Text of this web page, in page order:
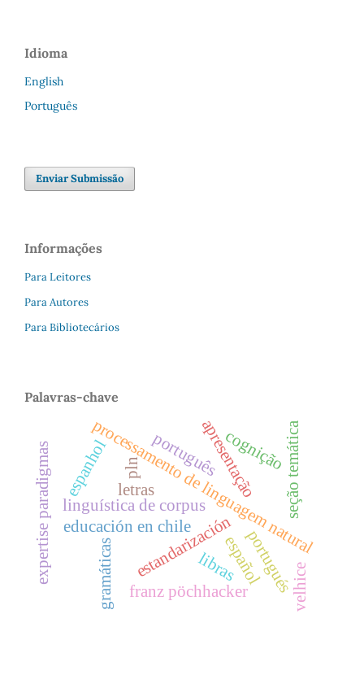
Idioma
English
Português
Enviar Submissão
Informações
Para Leitores
Para Autores
Para Bibliotecários
Palavras-chave
linguística de corpus
processamento de linguagem natural
letras apresentação seção temática
cognição
expertise paradigmas estandarización
educación en chile
gramáticas portugués
español
português
espanhol
franz pöchhacker
libras
pln
velhice